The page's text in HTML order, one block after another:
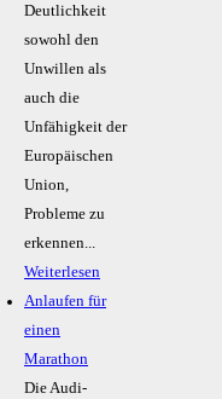
Deutlichkeit
sowohl den
Unwillen als
auch die
Unfähigkeit der
Europäischen
Union,
Probleme zu
erkennen...
Weiterlesen
Anlaufen für
einen
Marathon
Die Audi-